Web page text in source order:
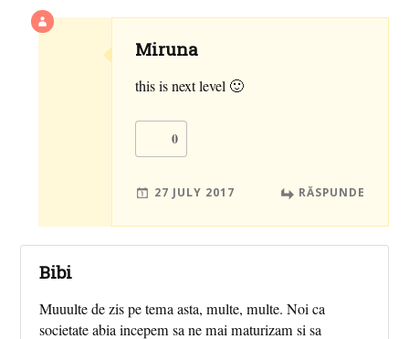
Miruna
this is next level 🙂
0
27 JULY 2017 RĂSPUNDE
Bibi
Muuulte de zis pe tema asta, multe, multe. Noi ca
societate abia incepem sa ne mai maturizam si sa